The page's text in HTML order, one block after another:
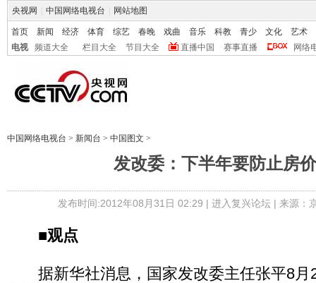
央视网 中国网络电视台 网站地图
首页 新闻 经济 体育 综艺 春晚 戏曲 音乐 科教 青少 文化
艺术
电视
频道大全 栏目大全 节目大全 直播中国 赛事直播 网络
中国网络电视台 > 新闻台 > 中国图文 >
发改委：下半年要防止房
发布时间:2012年08月31日 02:29 | 进入复兴论坛| 来源：
■观点
据新华社消息，国家发改委主任张平8月